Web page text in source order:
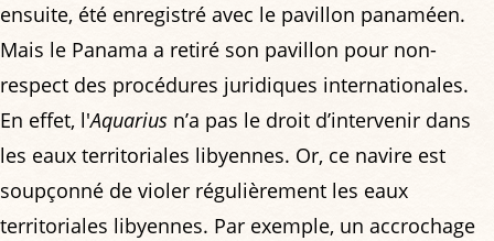
ensuite, été enregistré avec le pavillon panaméen.
Mais le Panama a retiré son pavillon pour non-
respect des procédures juridiques internationales.
En effet, l'Aquarius n’a pas le droit d’intervenir dans
les eaux territoriales libyennes. Or, ce navire est
soupçonné de violer régulièrement les eaux
territoriales libyennes. Par exemple, un accrochage